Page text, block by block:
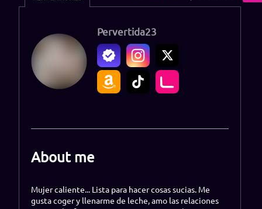
Pervertida23
About me
Mujer caliente... Lista para hacer cosas sucias. Me
gusta coger y llenarme de leche, amo las relaciones